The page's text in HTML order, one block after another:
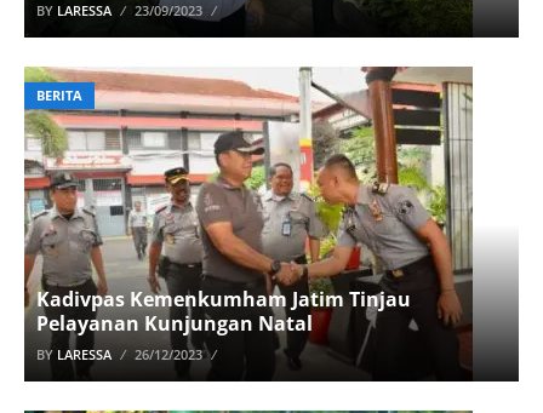
BY LARESSA 23/09/2023
BERITA
Kadivpas Kemenkumham Jatim Tinjau
Pelayanan Kunjungan Natal
BY LARESSA 26/12/2023